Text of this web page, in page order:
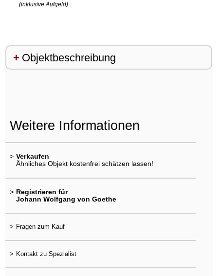
(inklusive Aufgeld)
Objektbeschreibung
Weitere Informationen
> Verkaufen
Ähnliches Objekt kostenfrei schätzen lassen!
> Registrieren für
Johann Wolfgang von Goethe
> Fragen zum Kauf
> Kontakt zu Spezialist